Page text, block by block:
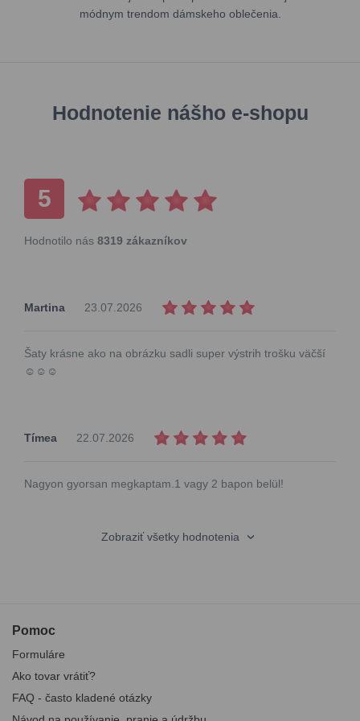
módnym trendom dámskeho oblečenia.
Hodnotenie nášho e-shopu
5
Hodnotilo nás 8319 zákazníkov
Martina 23.07.2026
Šaty krásne ako na obrázku sadli super výstrih trošku väčší
☺️☺️☺️
Tímea 22.07.2026
Nagyon gyorsan megkaptam.1 vagy 2 bapon belül!
Zobraziť všetky hodnotenia
Pomoc
Formuláre
Ako tovar vrátiť?
FAQ - často kladené otázky